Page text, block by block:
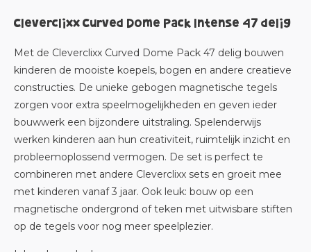
Cleverclixx Curved Dome Pack Intense 47 delig
Met de Cleverclixx Curved Dome Pack 47 delig bouwen
kinderen de mooiste koepels, bogen en andere creatieve
constructies. De unieke gebogen magnetische tegels
zorgen voor extra speelmogelijkheden en geven ieder
bouwwerk een bijzondere uitstraling. Spelenderwijs
werken kinderen aan hun creativiteit, ruimtelijk inzicht en
probleemoplossend vermogen. De set is perfect te
combineren met andere Cleverclixx sets en groeit mee
met kinderen vanaf 3 jaar. Ook leuk: bouw op een
magnetische ondergrond of teken met uitwisbare stiften
op de tegels voor nog meer speelplezier.